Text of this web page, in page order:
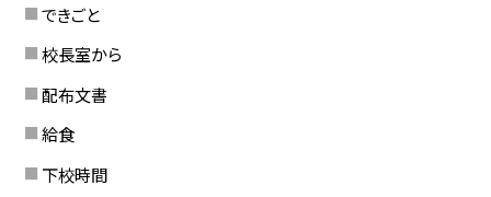
できごと
校長室から
配布文書
給食
下校時間